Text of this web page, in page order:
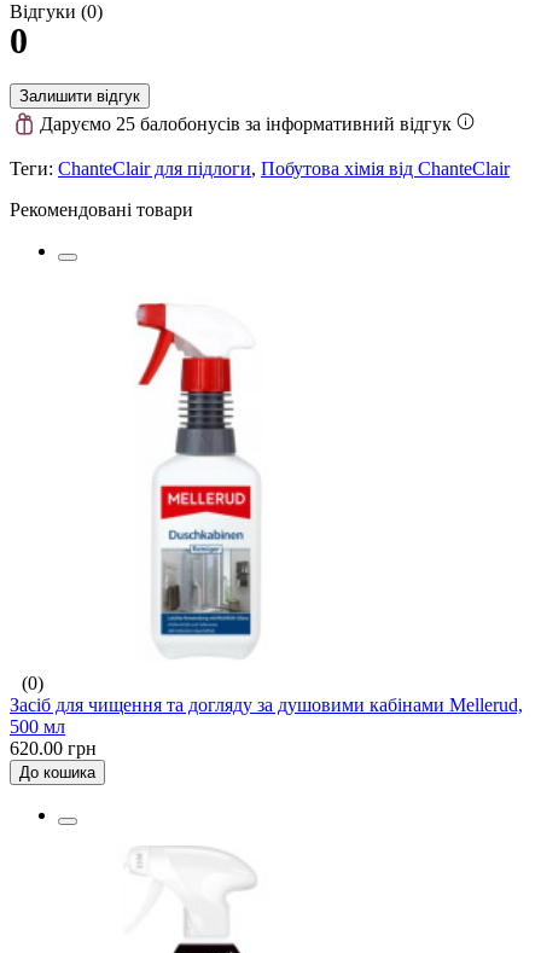
Відгуки (0)
0
Залишити відгук
Даруємо 25 балобонусів за інформативний відгук
Теги: ChanteСlair для підлоги, Побутова хімія від ChanteСlair
Рекомендовані товари
(0)
Засіб для чищення та догляду за душовими кабінами Mellerud,
500 мл
620.00 грн
До кошика